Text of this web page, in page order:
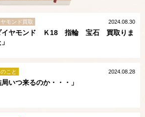
ヤモンド買取 2024.08.30
イヤモンド Ｋ18 指輪 宝石 買取りま
こと 2024.08.28
局いつ来るのか・・・」